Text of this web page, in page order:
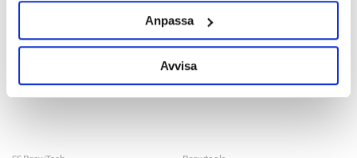
Anpassa
Avvisa